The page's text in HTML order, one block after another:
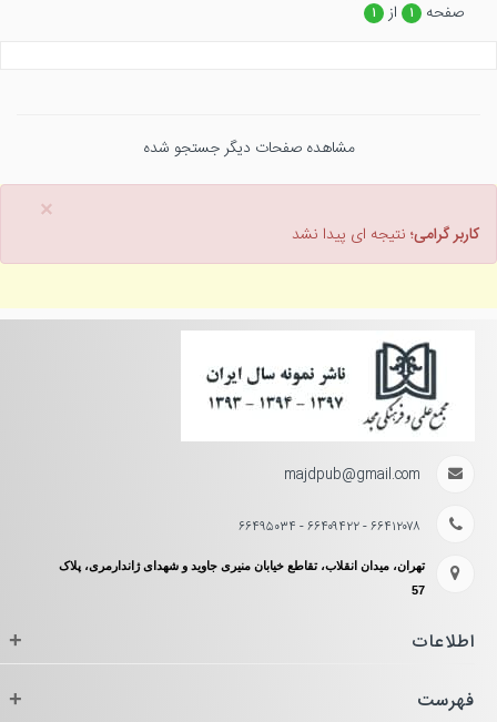
صفحه
۱ از ۱
مشاهده صفحات دیگر جستجو شده
×
کاربر گرامی؛ نتیجه ای پیدا نشد
majdpub@gmail.com
۶۶۴۱۲۰۷۸ - ۶۶۴۰۹۴۲۲ - ۶۶۴۹۵۰۳۴
تهران، میدان انقلاب، تقاطع خیابان منیری جاوید و شهدای ژاندارمری، پلاک
57
اطلاعات +
فهرست +